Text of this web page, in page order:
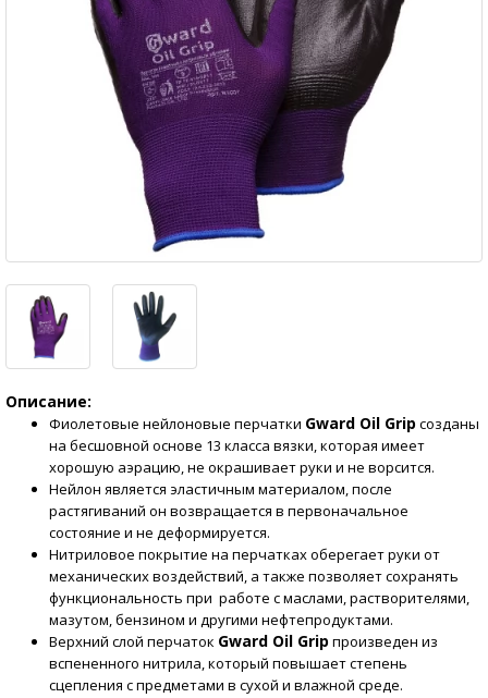
Описание:
Фиолетовые нейлоновые перчатки Gward Oil Grip созданы
на бесшовной основе 13 класса вязки, которая имеет
хорошую аэрацию, не окрашивает руки и не ворсится.
Нейлон является эластичным материалом, после
растягиваний он возвращается в первоначальное
состояние и не деформируется.
Нитриловое покрытие на перчатках оберегает руки от
механических воздействий, а также позволяет сохранять
функциональность при работе с маслами, растворителями,
мазутом, бензином и другими нефтепродуктами.
Верхний слой перчаток Gward Oil Grip произведен из
вспененного нитрила, который повышает степень
сцепления с предметами в сухой и влажной среде.